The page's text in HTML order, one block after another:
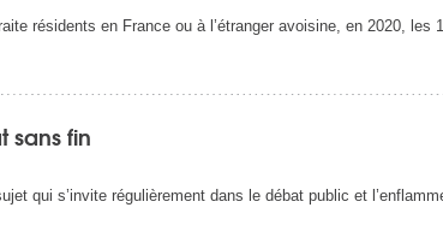
résidents en France ou à l’étranger avoisine, en 2020, les
sans fin
qui s’invite régulièrement dans le débat public et